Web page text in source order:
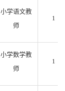
小学语文教
师
1
小学数学教
师
1